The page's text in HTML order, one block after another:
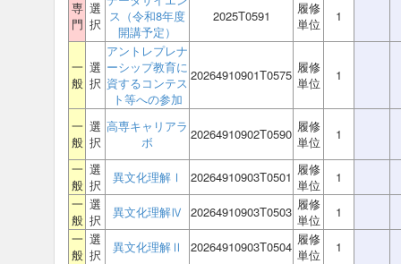
専
門
選
択 ス（令和8年度
開講予定）
2025T0591
履修
単位
1
一
般
選
択
アントレプレナ
ーシップ教育に
資するコンテス
ト等への参加
20264910901T0575 履修
単位
1
一
般
選
択
高専キャリアラ
ボ
20264910902T0590 履修
単位
1
一
般
選
択
異文化理解Ⅰ 20264910903T0501 履修
単位
1
一
般
選
択
異文化理解Ⅳ 20264910903T0503 履修
単位
1
一
般
選
択
異文化理解Ⅱ 20264910903T0504 履修
単位
1